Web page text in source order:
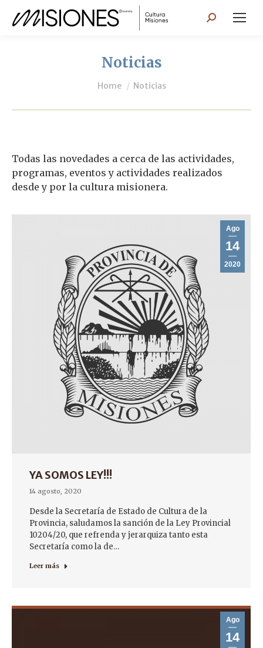
Search:
Noticias
You are here:
Home Noticias
Todas las novedades a cerca de las actividades,
programas, eventos y actividades realizados
desde y por la cultura misionera.
Ago
14
2020
YA SOMOS LEY!!!
14 agosto, 2020
Desde la Secretaría de Estado de Cultura de la
Provincia, saludamos la sanción de la Ley Provincial
10204/20, que refrenda y jerarquiza tanto esta
Secretaría como la de…
Leer más
Ago
14